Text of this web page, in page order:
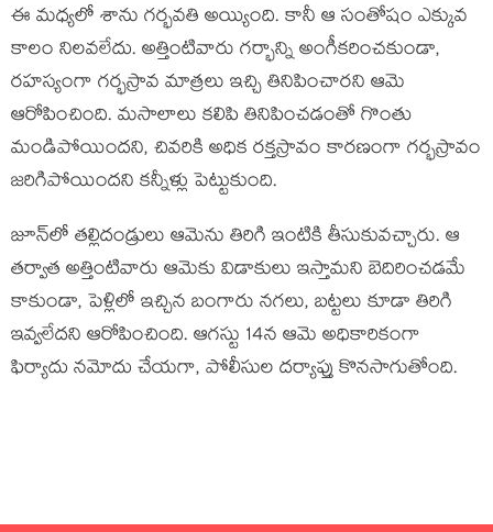
ఈ మధ్యలో శాను గర్భవతి అయ్యింది. కానీ ఆ సంతోషం ఎక్కువ
కాలం నిలవలేదు. అత్తింటివారు గర్భాన్ని అంగీకరించకుండా,
రహస్యంగా గర్భస్రావ మాత్రలు ఇచ్చి తినిపించారని ఆమె
ఆరోపించింది. మసాలాలు కలిపి తినిపించడంతో గొంతు
మండిపోయిందని, చివరికి అధిక రక్తస్రావం కారణంగా గర్భస్రావం
జరిగిపోయిందని కన్నీళ్లు పెట్టుకుంది.
జూన్‌లో తల్లిదండ్రులు ఆమెను తిరిగి ఇంటికి తీసుకువచ్చారు. ఆ
తర్వాత అత్తింటివారు ఆమెకు విడాకులు ఇస్తామని బెదిరించడమే
కాకుండా, పెళ్లిలో ఇచ్చిన బంగారు నగలు, బట్టలు కూడా తిరిగి
ఇవ్వలేదని ఆరోపించింది. ఆగస్టు 14న ఆమె అధికారికంగా
ఫిర్యాదు నమోదు చేయగా, పోలీసుల దర్యాప్తు కొనసాగుతోంది.